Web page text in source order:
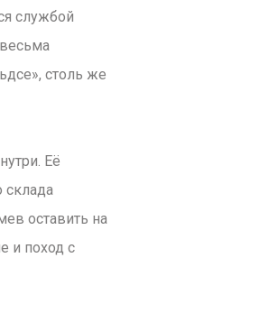
службой
столь же
Её
склада
оставить на
и поход с